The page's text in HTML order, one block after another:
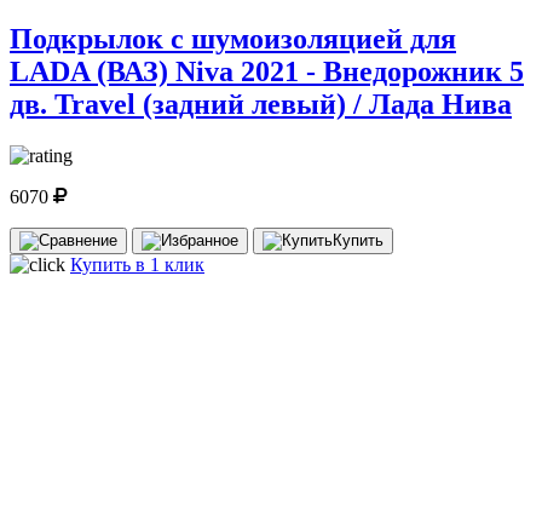
Подкрылок с шумоизоляцией для
LADA (ВАЗ) Niva 2021 - Внедорожник 5
дв. Travel (задний левый) / Лада Нива
6070
Купить
Купить в 1 клик